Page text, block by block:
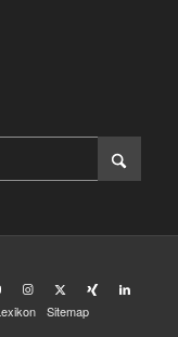
Sitemap